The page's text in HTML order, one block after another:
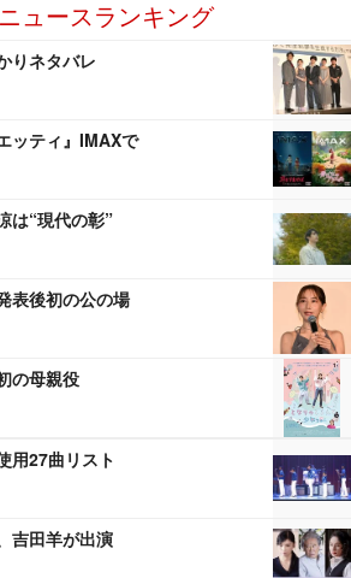
ュースランキング
りネタバレ
ッティ』IMAXで
は“現代の彰”
表後初の公の場
の母親役
用27曲リスト
吉田羊が出演